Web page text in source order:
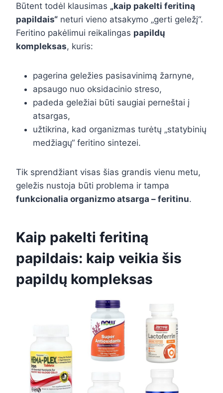
Būtent todėl klausimas „kaip pakelti feritiną
papildais“ neturi vieno atsakymo „gerti geležį“.
Feritino pakėlimui reikalingas papildų
kompleksas, kuris:
pagerina geležies pasisavinimą žarnyne,
apsaugo nuo oksidacinio streso,
padeda geležiai būti saugiai perneštai į
atsargas,
užtikrina, kad organizmas turėtų „statybinių
medžiagų“ feritino sintezei.
Tik sprendžiant visas šias grandis vienu metu,
geležis nustoja būti problema ir tampa
funkcionalia organizmo atsarga – feritinu.
Kaip pakelti feritiną
papildais: kaip veikia šis
papildų kompleksas